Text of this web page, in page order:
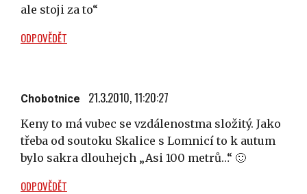
ale stoji za to“
ODPOVĚDĚT
Chobotnice 21.3.2010, 11:20:27
Keny to má vubec se vzdálenostma složitý. Jako
třeba od soutoku Skalice s Lomnicí to k autum
bylo sakra dlouhejch „Asi 100 metrů…“ 🙂
ODPOVĚDĚT